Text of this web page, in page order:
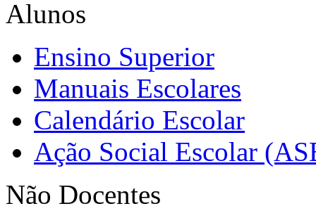
Alunos
Ensino Superior
Manuais Escolares
Calendário Escolar
Ação Social Escolar
Não Docentes